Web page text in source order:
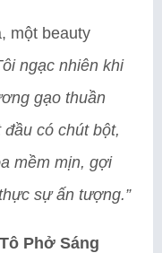
một beauty
ngạc nhiên khi
gạo thuần
có chút bột,
mềm mịn, gợi
sự ấn tượng.”
Phở Sáng